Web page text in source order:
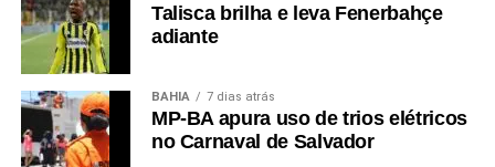
Talisca brilha e leva Fenerbahçe
adiante
BAHIA 7 dias atrás
MP-BA apura uso de trios elétricos
no Carnaval de Salvador